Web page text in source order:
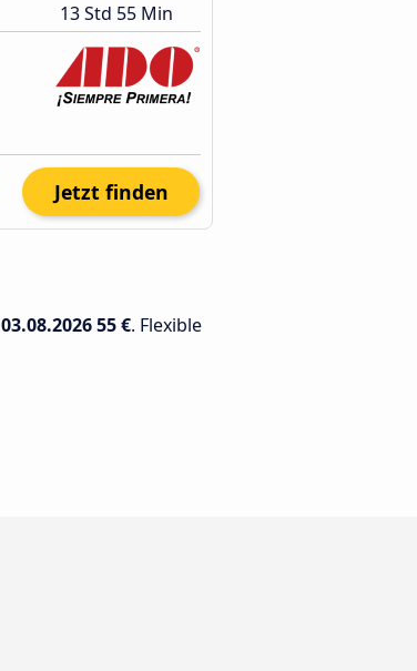
13 Std 55 Min
Jetzt finden
03.08.202655 €. Flexible